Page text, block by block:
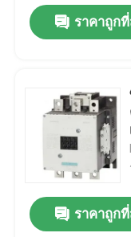
บ้าน
สินค้า
เกี่ยวกับเรา
ราคาถูก
ราคาถูก